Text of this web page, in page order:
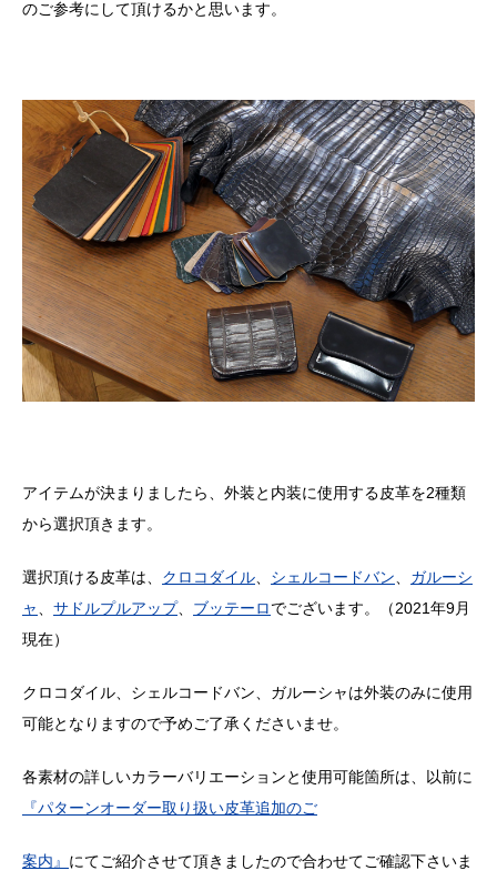
のご参考にして頂けるかと思います。
アイテムが決まりましたら、外装と内装に使用する皮革を2種類
から選択頂きます。
選択頂ける皮革は、 クロコダイル シェルコードバン
ガルーシ
ャ
サドルプルアップ、 ブッテーロでございます。（2021年9月
現在）
クロコダイル、シェルコードバン、ガルーシャは外装のみに使用
可能となりますので予めご了承くださいませ。
各素材の詳しいカラーバリエーションと使用可能箇所は、以前に
『パターンオーダー取り扱い皮革追加のご
案内』 にてご紹介させて頂きましたので合わせてご確認下さいま